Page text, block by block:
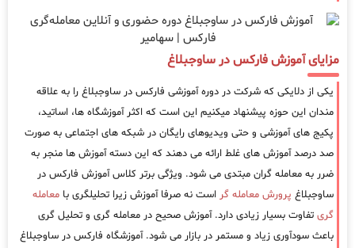
مزایای آموزش فارکس در ساوجبلاغ
یکی از دلایکی که شرکت در دوره آموزشی فارکس در ساوجبلاغ را به علاقه
مندان این حوزه پیشنهاد میکنیم این است که اکثر آموزشگاه ها، اساتید،
پکیج های آموزشی و حتی ویدیوهای رایگان در شبکه های اجتماعی به صورت
صد درصد آموزش های غلط ارائه می دهند که این دسته آموزش ها منجر به
ضرر به معامله گران مبتدی می شود. ویژگی برتر کلاس آموزش فارکس در
ساوجبلاغ پرورش معامله گر است نه صرفا آموزش زیرا تحلیلگری با معامله
گری تفاوت بسیار زیادی دارد. آموزش صحیح در معامله گری و تحلیل گری
باعث سودآوری زیاد و مستمر در بازار می شود. آموزشگاه فارکس در ساوجبلاغ